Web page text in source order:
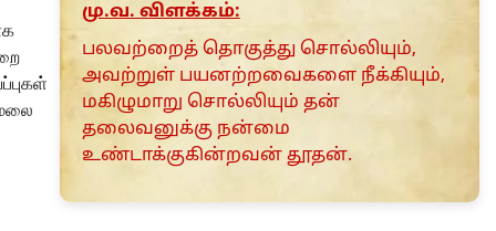
மு.வ. விளக்கம்:
பலவற்றைத் தொகுத்து சொல்லியும்,
அவற்றுள் பயனற்றவைகளை நீக்கியும்,
மகிழுமாறு சொல்லியும் தன்
தலைவனுக்கு நன்மை
உண்டாக்குகின்றவன் தூதன்.